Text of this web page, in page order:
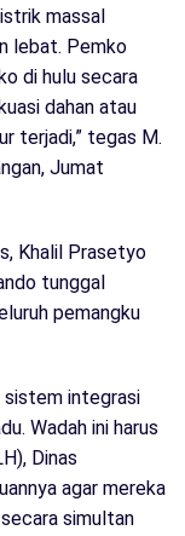
massal
lebat. Pemko
di hulu secara
dahan atau
terjadi,” tegas M.
Jumat
Khalil Prasetyo
tunggal
pemangku
sistem integrasi
Wadah ini harus
Dinas
agar mereka
simultan